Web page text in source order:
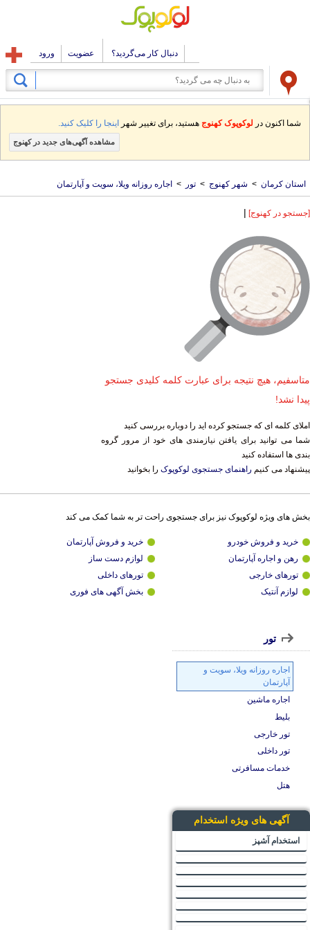
دنبال کار می‌گردید؟ عضویت ورود
شما اکنون در لوکوپوک کهنوج هستید، برای تغییر شهر اینجا را کلیک کنید.
مشاهده آگهی‌های جدید در کهنوج
استان کرمان > شهر کهنوج > تور > اجاره روزانه ویلا، سویت و آپارتمان
[جستجو در کهنوج] |
متاسفیم، هیچ نتیجه برای عبارت کلمه کلیدی جستجو
پیدا نشد!
املای کلمه ای که جستجو کرده اید را دوباره بررسی کنید
شما می توانید برای یافتن نیازمندی های خود از مرور گروه
بندی ها استفاده کنید
پیشنهاد می کنیم راهنمای جستجوی لوکوپوک را بخوانید
بخش های ویژه لوکوپوک نیز برای جستجوی راحت تر به شما کمک می کند
خرید و فروش خودرو
خرید و فروش آپارتمان
رهن و اجاره آپارتمان
لوازم دست ساز
تورهای خارجی
تورهای داخلی
لوازم آنتیک
بخش آگهی های فوری
تور
اجاره روزانه ویلا، سویت و
آپارتمان
اجاره ماشین
بلیط
تور خارجی
تور داخلی
خدمات مسافرتی
هتل
آگهی های ویژه استخدام
استخدام آشپز